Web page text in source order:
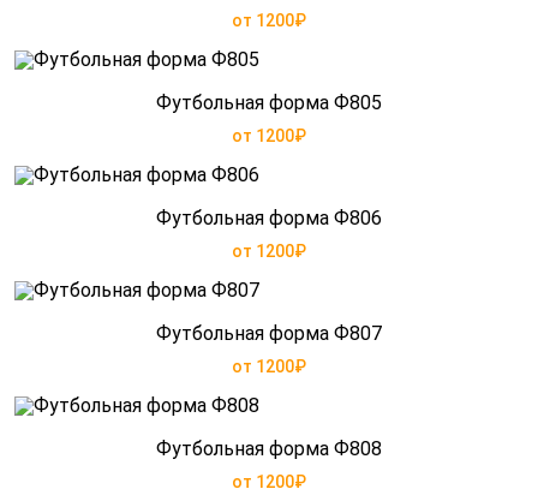
от 1200₽
Футбольная форма Ф805
от 1200₽
Футбольная форма Ф806
от 1200₽
Футбольная форма Ф807
от 1200₽
Футбольная форма Ф808
от 1200₽